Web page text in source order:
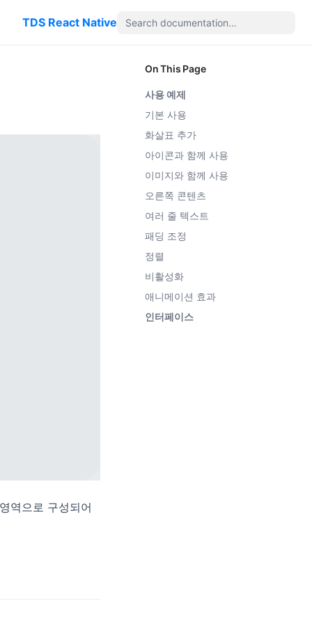
TDS React Native
On This Page
사용 예제
기본 사용
화살표 추가
아이콘과 함께 사용
이미지와 함께 사용
오른쪽 콘텐츠
여러 줄 텍스트
패딩 조정
정렬
비활성화
애니메이션 효과
인터페이스
역으로 구성되어